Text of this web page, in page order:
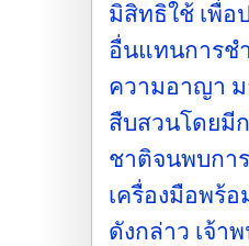
มิสิทธิใช้ เพื่อ
อื่นแทนการช
ความอาญา ม
สืบสวนโดยมี
ชาติจนพบกา
เครื่องมือพร้
ดังกล่าว เจ้า